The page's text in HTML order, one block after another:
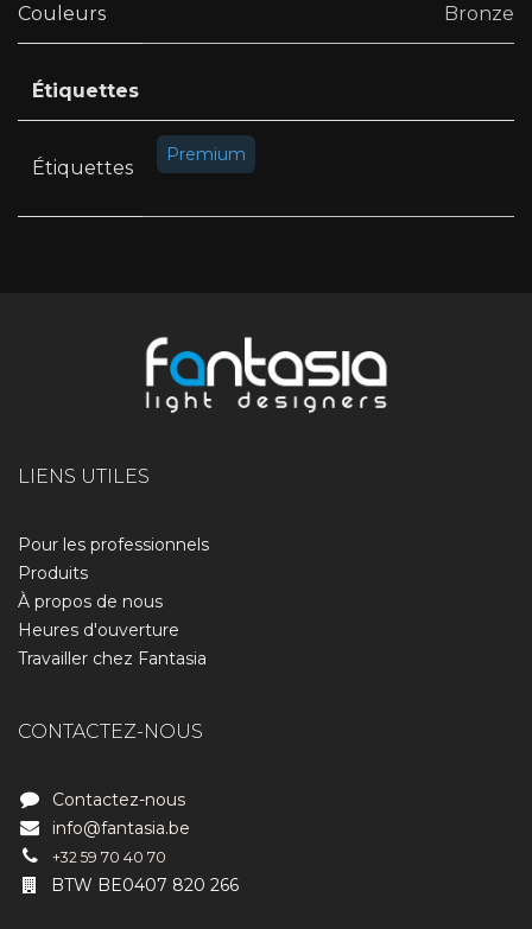
Couleurs Bronze
Étiquettes
Étiquettes
Premium
LIENS UTILES
Pour les professionnels
Produits
À propos de nous​
Heures d'ouverture
Travailler chez Fantasia
CONTACTEZ-NOUS
Contactez-nous
info@fantasia.be
+32 59 70 40 70
BTW BE0407 820 266